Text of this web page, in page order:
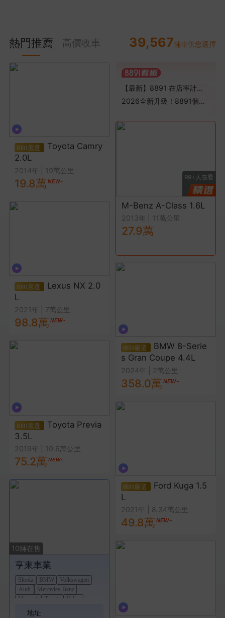
熱門推薦 高價收車 39,567輛車供您選擇
Toyota Camry
2.0L
2014年 19萬公里
19.8萬
Lexus NX 2.0
L
2021年 7萬公里
98.8萬
Toyota Previa
3.5L
2019年 10.6萬公里
75.2萬
10輛在售
亨東車業
Skoda BMW
Volkswagen
Audi
Mercedes-Benz
Maserati
Toyota
Volvo
Jaguar
地址
【最新】8891 在店率計算規則調整通知
2026全新升級！8891個人賣車線索「按點扣費」全新方案公告
99+人在看
Nissan Sentra 1.8L
2017年 | 1萬公里
17.0萬
BMW 8-Serie
s Gran Coupe 4.4L
2024年 2萬公里
358.0萬
Ford Kuga 1.5
L
2021年 8.34萬公里
49.8萬